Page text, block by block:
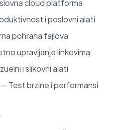
cloud platforma
i poslovni alati
pohrana fajlova
upravljanje linkovima
i slikovni alati
Test brzine i performansi